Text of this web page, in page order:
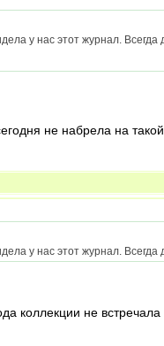
у нас этот журнал.
не набрела на
у нас этот журнал.
коллекции не